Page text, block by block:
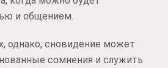
и общением.
однако, сновидение может
сомнения и служить